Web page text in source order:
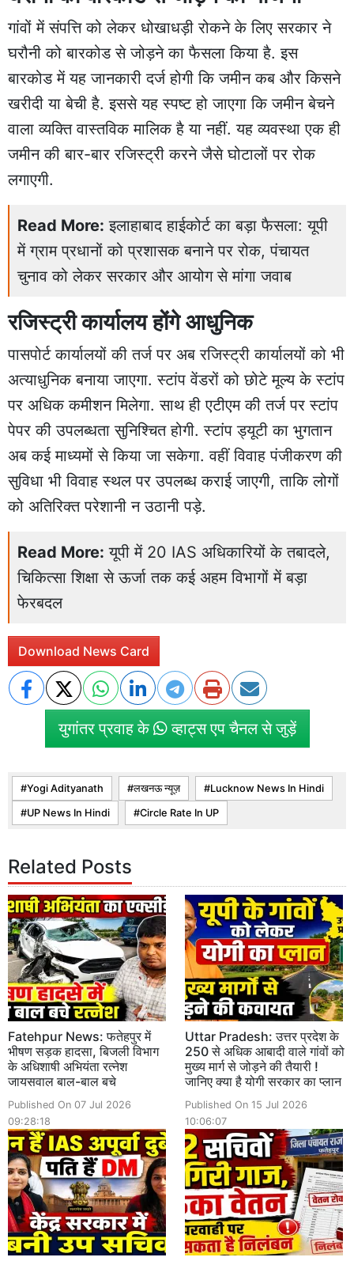
गांवों में संपत्ति को लेकर धोखाधड़ी रोकने के लिए सरकार ने
घरौनी को बारकोड से जोड़ने का फैसला किया है. इस
बारकोड में यह जानकारी दर्ज होगी कि जमीन कब और किसने
खरीदी या बेची है. इससे यह स्पष्ट हो जाएगा कि जमीन बेचने
वाला व्यक्ति वास्तविक मालिक है या नहीं. यह व्यवस्था एक ही
जमीन की बार-बार रजिस्ट्री करने जैसे घोटालों पर रोक
लगाएगी.
Read More: इलाहाबाद हाईकोर्ट का बड़ा फैसला: यूपी
में ग्राम प्रधानों को प्रशासक बनाने पर रोक, पंचायत
चुनाव को लेकर सरकार और आयोग से मांगा जवाब
रजिस्ट्री कार्यालय होंगे आधुनिक
पासपोर्ट कार्यालयों की तर्ज पर अब रजिस्ट्री कार्यालयों को भी
अत्याधुनिक बनाया जाएगा. स्टांप वेंडरों को छोटे मूल्य के स्टांप
पर अधिक कमीशन मिलेगा. साथ ही एटीएम की तर्ज पर स्टांप
पेपर की उपलब्धता सुनिश्चित होगी. स्टांप ड्यूटी का भुगतान
अब कई माध्यमों से किया जा सकेगा. वहीं विवाह पंजीकरण की
सुविधा भी विवाह स्थल पर उपलब्ध कराई जाएगी, ताकि लोगों
को अतिरिक्त परेशानी न उठानी पड़े.
Read More: यूपी में 20 IAS अधिकारियों के तबादले,
चिकित्सा शिक्षा से ऊर्जा तक कई अहम विभागों में बड़ा
फेरबदल
Download News Card
युगांतर प्रवाह के व्हाट्स एप चैनल से जुड़ें
Yogi Adityanath लखनऊ न्यूज़ Lucknow News In Hindi
UP News In Hindi Circle Rate In UP
Related Posts
Fatehpur News: फतेहपुर में
भीषण सड़क हादसा, बिजली विभाग
के अधिशाषी अभियंता रत्नेश
जायसवाल बाल-बाल बचे
Published On 07 Jul 2026
09:28:18
Uttar Pradesh: उत्तर प्रदेश के
250 से अधिक आबादी वाले गांवों को
मुख्य मार्ग से जोड़ने की तैयारी !
जानिए क्या है योगी सरकार का प्लान
Published On 15 Jul 2026
10:06:07